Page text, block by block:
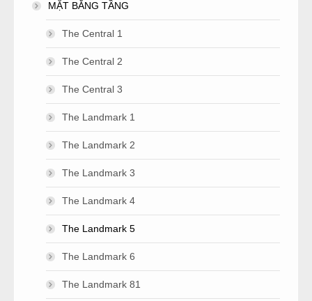
MẶT BẰNG TẦNG
The Central 1
The Central 2
The Central 3
The Landmark 1
The Landmark 2
The Landmark 3
The Landmark 4
The Landmark 5
The Landmark 6
The Landmark 81